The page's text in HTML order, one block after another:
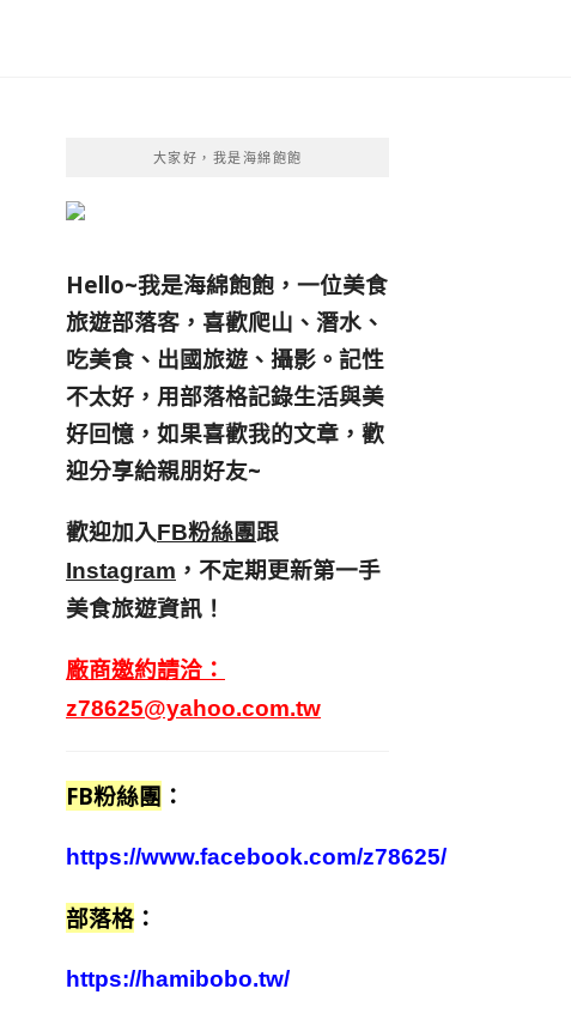
大家好，我是海綿飽飽
Hello~我是海綿飽飽，一位美食
旅遊部落客， 喜歡爬山、潛水、
吃美食、出國旅遊、攝影。 記性
不太好，用部落格記錄生活與美
好回憶， 如果喜歡我的文章，歡
迎分享給親朋好友~
歡迎加入FB粉絲團跟
Instagram ，不定期更新第一手
美食旅遊資訊！
廠商邀約請洽：
z78625@yahoo.com.tw
FB粉絲團 ：
https://www.facebook.com/z78625/
部落格 ：
https://hamibobo.tw/